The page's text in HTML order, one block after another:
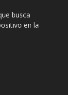
busca
en la